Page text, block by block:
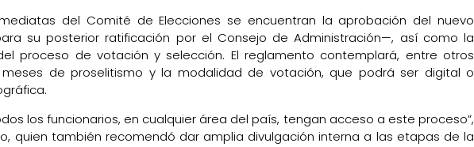
del Comité de Elecciones se encuentran la aprobación del nuevo
su posterior ratificación por el Consejo de Administración—, así como la
proceso de votación y selección. El reglamento contemplará, entre otros
de proselitismo y la modalidad de votación, que podrá ser digital o
los funcionarios, en cualquier área del país, tengan acceso a este proceso”,
quien también recomendó dar amplia divulgación interna a las etapas de la